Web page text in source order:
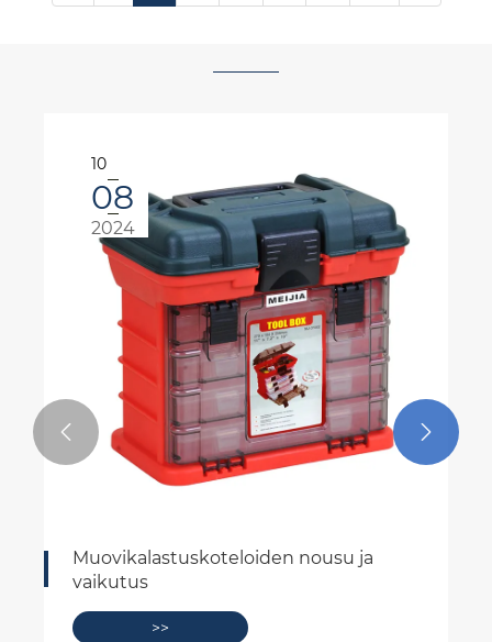
10
08
2024
Muovikalastuskoteloiden nousu ja
vaikutus
>>
 